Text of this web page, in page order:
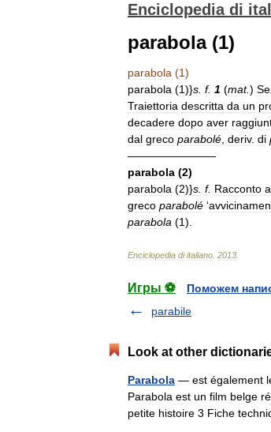
Enciclopedia di
parabola (1)
parabola (1)
parabola (1)}s f. 1 (mat.)
Traiettoria descritta da un
decadere dopo aver
dal greco parabolé deriv. di
————————
parabola (2)
parabola (2)}s f. Racconto
greco parabolé ‘
parabola (1).
Enciclopedia di italiano 2013
Игры ⚽
Поможем
parabile
Look at other
Parabola — est également
Parabola est un film belge
petite histoire 3 Fiche